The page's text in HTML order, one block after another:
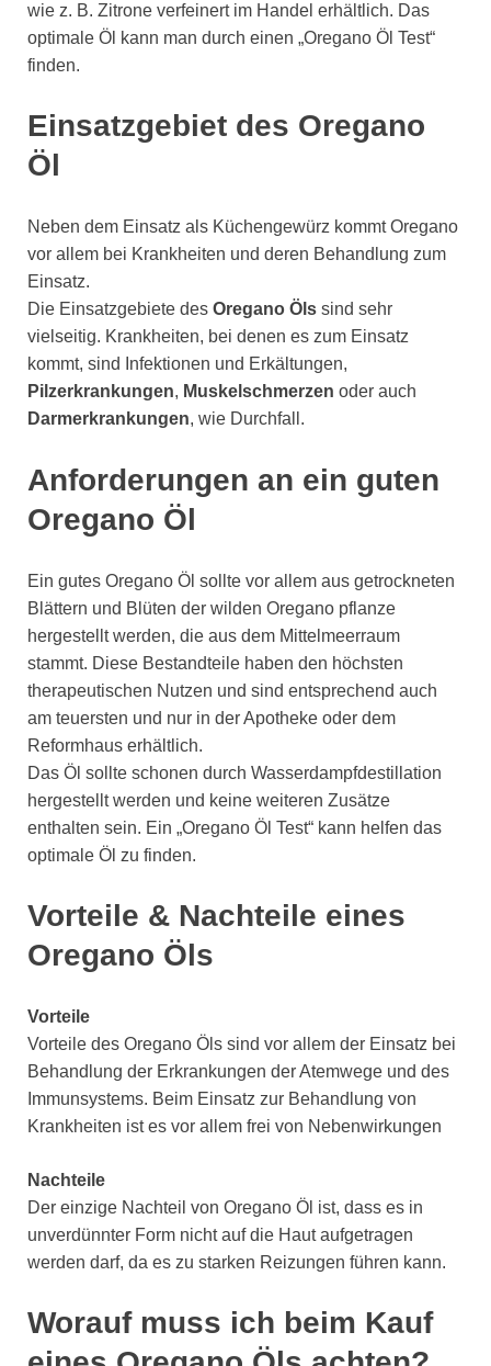
wie z. B. Zitrone verfeinert im Handel erhältlich. Das
optimale Öl kann man durch einen „Oregano Öl Test“
finden.
Einsatzgebiet des Oregano
Öl
Neben dem Einsatz als Küchengewürz kommt Oregano
vor allem bei Krankheiten und deren Behandlung zum
Einsatz.
Die Einsatzgebiete des Oregano Öls sind sehr
vielseitig. Krankheiten, bei denen es zum Einsatz
kommt, sind Infektionen und Erkältungen,
Pilzerkrankungen, Muskelschmerzen oder auch
Darmerkrankungen, wie Durchfall.
Anforderungen an ein guten
Oregano Öl
Ein gutes Oregano Öl sollte vor allem aus getrockneten
Blättern und Blüten der wilden Oregano pflanze
hergestellt werden, die aus dem Mittelmeerraum
stammt. Diese Bestandteile haben den höchsten
therapeutischen Nutzen und sind entsprechend auch
am teuersten und nur in der Apotheke oder dem
Reformhaus erhältlich.
Das Öl sollte schonen durch Wasserdampfdestillation
hergestellt werden und keine weiteren Zusätze
enthalten sein. Ein „Oregano Öl Test“ kann helfen das
optimale Öl zu finden.
Vorteile & Nachteile eines
Oregano Öls
Vorteile
Vorteile des Oregano Öls sind vor allem der Einsatz bei
Behandlung der Erkrankungen der Atemwege und des
Immunsystems. Beim Einsatz zur Behandlung von
Krankheiten ist es vor allem frei von Nebenwirkungen
Nachteile
Der einzige Nachteil von Oregano Öl ist, dass es in
unverdünnter Form nicht auf die Haut aufgetragen
werden darf, da es zu starken Reizungen führen kann.
Worauf muss ich beim Kauf